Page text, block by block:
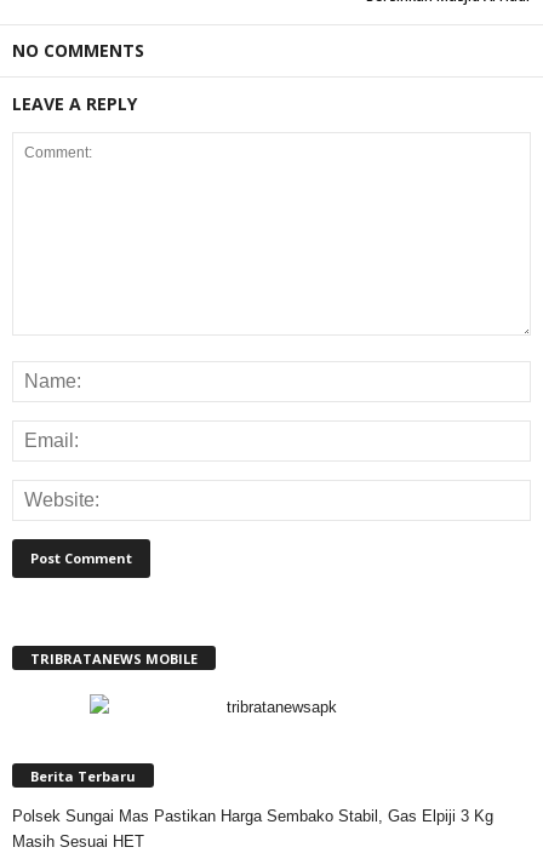
NO COMMENTS
LEAVE A REPLY
TRIBRATANEWS MOBILE
Berita Terbaru
Polsek Sungai Mas Pastikan Harga Sembako Stabil, Gas Elpiji 3 Kg
Masih Sesuai HET